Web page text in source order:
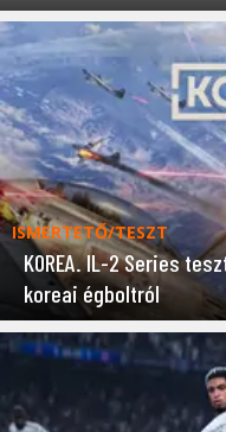
ISMERTETŐ/TESZT
KOREA. IL-2 Series
koreai égboltról